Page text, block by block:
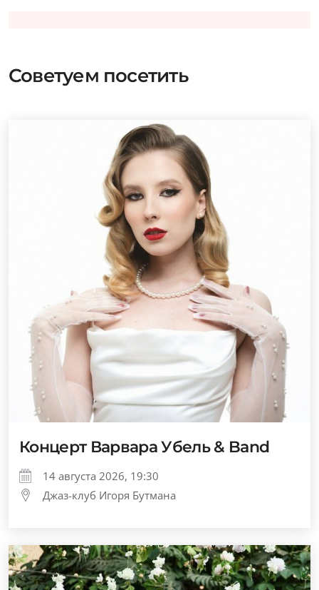
Советуем посетить
Концерт Варвара Убель & Band
14 августа 2026, 19:30
Джаз-клуб Игоря Бутмана